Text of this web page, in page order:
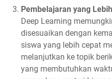
Pembelajaran yang
Deep Learning
disesuaikan dengan
siswa yang lebih cepat
melanjutkan ke topik
yang membutuhkan